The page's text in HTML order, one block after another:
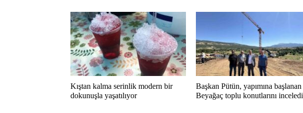
Kıştan kalma serinlik modern bir
dokunuşla yaşatılıyor
Başkan Pütün, yapımına başlanan
Beyağaç toplu konutlarını inceledi